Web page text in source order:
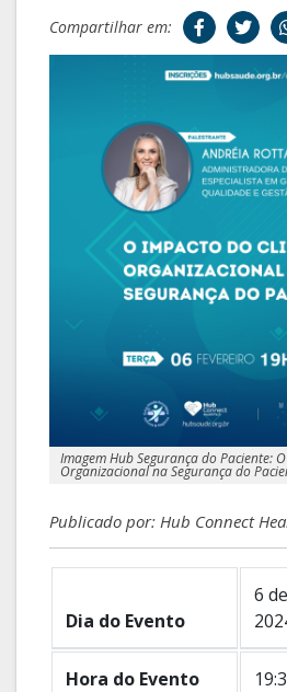
Compartilhar em:
Imagem Hub Segurança do Paciente:
Organizacional na Segurança do
Publicado por: Hub Connect
Dia do Evento
6
Hora do Evento